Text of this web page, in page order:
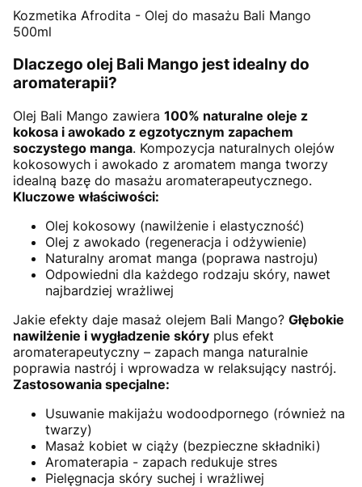
Kozmetika Afrodita - Olej do masażu Bali Mango
500ml
Dlaczego olej Bali Mango jest idealny do
aromaterapii?
Olej Bali Mango zawiera 100% naturalne oleje z
kokosa i awokado z egzotycznym zapachem
soczystego manga. Kompozycja naturalnych olejów
kokosowych i awokado z aromatem manga tworzy
idealną bazę do masażu aromaterapeutycznego.
Kluczowe właściwości:
Olej kokosowy (nawilżenie i elastyczność)
Olej z awokado (regeneracja i odżywienie)
Naturalny aromat manga (poprawa nastroju)
Odpowiedni dla każdego rodzaju skóry, nawet
najbardziej wrażliwej
Jakie efekty daje masaż olejem Bali Mango? Głębokie
nawilżenie i wygładzenie skóry plus efekt
aromaterapeutyczny – zapach manga naturalnie
poprawia nastrój i wprowadza w relaksujący nastrój.
Zastosowania specjalne:
Usuwanie makijażu wodoodpornego (również na
twarzy)
Masaż kobiet w ciąży (bezpieczne składniki)
Aromaterapia - zapach redukuje stres
Pielęgnacja skóry suchej i wrażliwej